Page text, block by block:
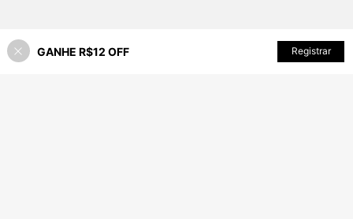
13% OFF! ADICIONAR AO CARRINHO
GANHE R$12 OFF Registrar